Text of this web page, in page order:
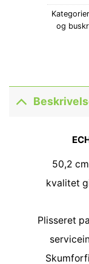
og
50,2
kvalitet
Plisseret